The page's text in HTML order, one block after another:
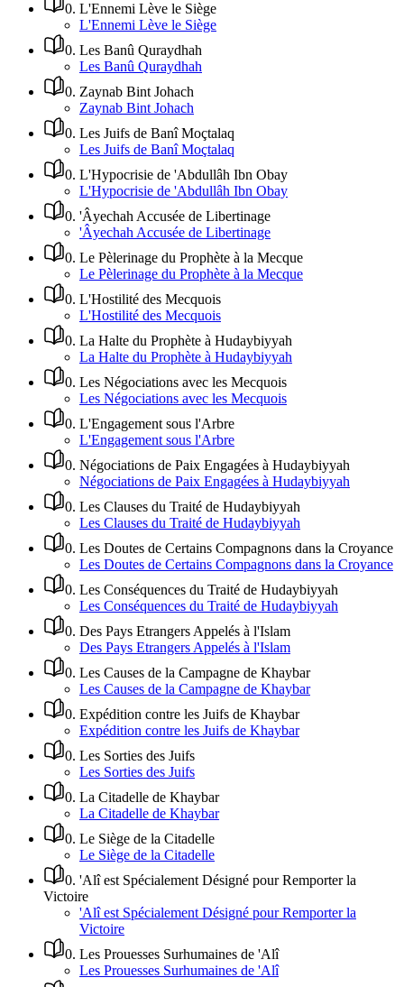
0. L'Ennemi Lève le Siège
L'Ennemi Lève le Siège
0. Les Banû Quraydhah
Les Banû Quraydhah
0. Zaynab Bint Johach
Zaynab Bint Johach
0. Les Juifs de Banî Moçtalaq
Les Juifs de Banî Moçtalaq
0. L'Hypocrisie de 'Abdullâh Ibn Obay
L'Hypocrisie de 'Abdullâh Ibn Obay
0. 'Âyechah Accusée de Libertinage
'Âyechah Accusée de Libertinage
0. Le Pèlerinage du Prophète à la Mecque
Le Pèlerinage du Prophète à la Mecque
0. L'Hostilité des Mecquois
L'Hostilité des Mecquois
0. La Halte du Prophète à Hudaybiyyah
La Halte du Prophète à Hudaybiyyah
0. Les Négociations avec les Mecquois
Les Négociations avec les Mecquois
0. L'Engagement sous l'Arbre
L'Engagement sous l'Arbre
0. Négociations de Paix Engagées à Hudaybiyyah
Négociations de Paix Engagées à Hudaybiyyah
0. Les Clauses du Traité de Hudaybiyyah
Les Clauses du Traité de Hudaybiyyah
0. Les Doutes de Certains Compagnons dans la Croyance
Les Doutes de Certains Compagnons dans la Croyance
0. Les Conséquences du Traité de Hudaybiyyah
Les Conséquences du Traité de Hudaybiyyah
0. Des Pays Etrangers Appelés à l'Islam
Des Pays Etrangers Appelés à l'Islam
0. Les Causes de la Campagne de Khaybar
Les Causes de la Campagne de Khaybar
0. Expédition contre les Juifs de Khaybar
Expédition contre les Juifs de Khaybar
0. Les Sorties des Juifs
Les Sorties des Juifs
0. La Citadelle de Khaybar
La Citadelle de Khaybar
0. Le Siège de la Citadelle
Le Siège de la Citadelle
0. 'Alî est Spécialement Désigné pour Remporter la
Victoire
'Alî est Spécialement Désigné pour Remporter la
Victoire
0. Les Prouesses Surhumaines de 'Alî
Les Prouesses Surhumaines de 'Alî